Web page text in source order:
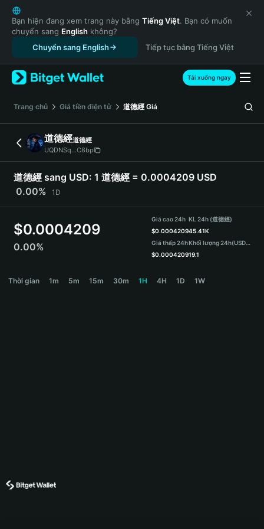
English
日本語
Tiếng Việt
Русский
Español (Latinoamérica)
Türkçe
Français
Deutsch
简体中文
繁體中文
Português (Portugal)
Bahasa Indonesia
ภาษาไทย
हिन्दी
Español
Português (Brasil)
Bạn hiện đang xem trang này bằng Tiếng Việt. Bạn có muốn
chuyển sang English không?
Chuyển sang English
Tiếp tục bằng Tiếng Việt
Tải xuống ngay
‌Trang chủ Giá tiền điện tử 道德經 Giá
道德經道德經
UQDNSq...C8bp
道德經 sang USD: 1 道德經 = 0.0004209 USD
0.00%
1D
$0.0004209
0.00%
Giá cao 24h
$0.0004209
Giá thấp 24h
$0.0004209
KL 24h (道德經)
45.41K
Khối lượng 24h(USDT)
19.1
Thời gian 1m 5m 15m 30m 1H 4H 1D 1W